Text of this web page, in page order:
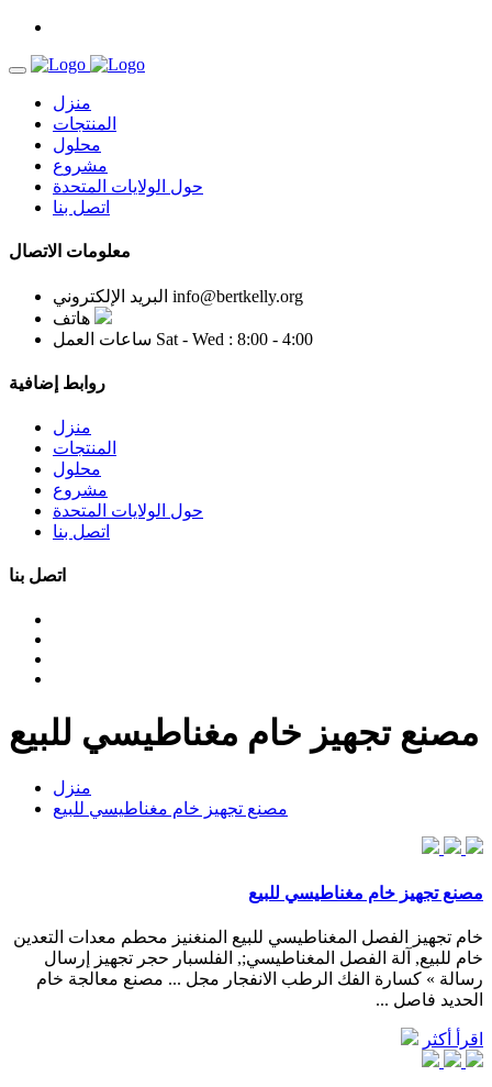
منزل
المنتجات
محلول
مشروع
حول الولايات المتحدة
اتصل بنا
معلومات الاتصال
البريد الإلكتروني info@bertkelly.org
هاتف
ساعات العمل Sat - Wed : 8:00 - 4:00
روابط إضافية
منزل
المنتجات
محلول
مشروع
حول الولايات المتحدة
اتصل بنا
اتصل بنا
مصنع تجهيز خام مغناطيسي للبيع
منزل
مصنع تجهيز خام مغناطيسي للبيع
مصنع تجهيز خام مغناطيسي للبيع
خام تجهيز الفصل المغناطيسي للبيع المنغنيز محطم معدات التعدين
خام للبيع, آلة الفصل المغناطيسي;, الفلسبار حجر تجهيز إرسال
رسالة » كسارة الفك الرطب الانفجار مجل ... مصنع معالجة خام
الحديد فاصل ...
اقرأ أكثر